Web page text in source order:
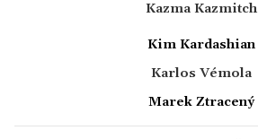
Kazma Kazmitch
Kim Kardashian
Karlos Vémola
Marek Ztracený